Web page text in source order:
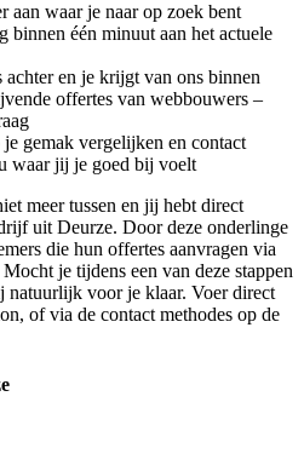
aan waar je naar op zoek bent
binnen één minuut aan het actuele
achter en je krijgt van ons binnen
offertes van webbouwers –
gemak vergelijken en contact
waar jij je goed bij voelt
meer tussen en jij hebt direct
uit Deurze. Door deze onderlinge
die hun offertes aanvragen via
Mocht je tijdens een van deze stappen
natuurlijk voor je klaar. Voer direct
of via de contact methodes op de